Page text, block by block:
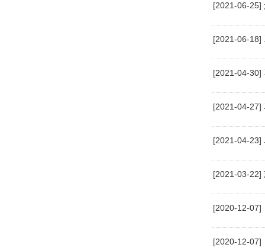
[2021-06-25]
[2021-06-18]
[2021-04-30]
[2021-04-27]
[2021-04-23]
[2021-03-22]
[2020-12-07]
[2020-12-07]